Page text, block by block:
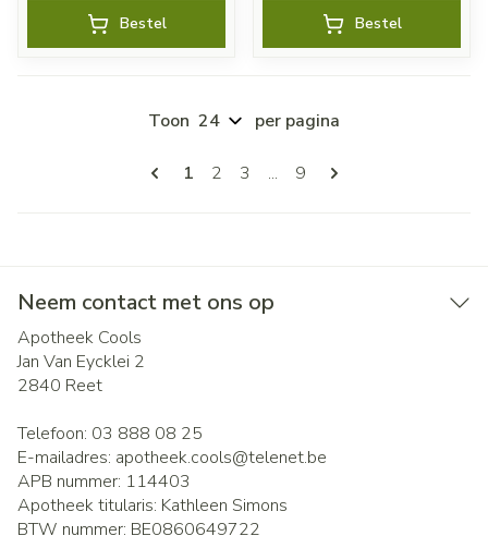
Bestel Bestel
Pagina's
U lees momenteel pagina
1 Pagina
2 Pagina
3 ... Pagina
9
Toon per pagina
Neem contact met ons op
Apotheek Cools
Jan Van Eycklei 2
2840 Reet
Telefoon: 03 888 08 25
E-mailadres: apotheek.cools@telenet.be
APB nummer: 114403
Apotheek titularis: Kathleen Simons
BTW nummer: BE0860649722